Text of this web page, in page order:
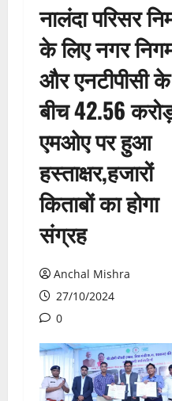
नालंदा परिसर
के लिए नगर
और एनटीपीसी के
बीच 42.56
एमओए पर हुआ
हस्ताक्षर,हजारों
किताबों का होगा
संग्रह
Anchal Mishra
27/10/2024
0